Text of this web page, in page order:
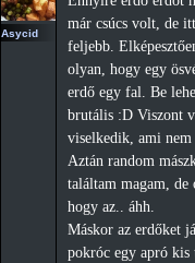
Asycid
már csúcs volt, de
feljebb.
olyan, hogy egy
erdő egy fal. Be
brutális :D Viszont
viselkedik, ami nem
Aztán random
találtam magam, de
hogy az.. áhh.
Máskor az erdőket
pokróc egy apró kis